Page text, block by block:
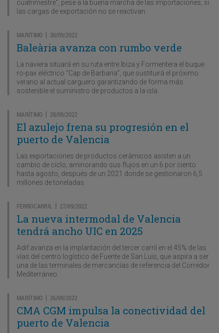
cuatrimestre”, pese a la buena marcha de las importaciones, si
las cargas de exportación no se reactivan.
MARÍTIMO | 30/09/2022
Baleària avanza con rumbo verde
La naviera situará en su ruta entre Ibiza y Formentera el buque
ro-pax eléctrico “Cap de Barbaria”, que sustituirá el próximo
verano al actual carguero garantizando de forma más
sostenible el suministro de productos a la isla.
MARÍTIMO | 28/09/2022
El azulejo frena su progresión en el
puerto de Valencia
Las exportaciones de productos cerámicos asisten a un
cambio de ciclo, aminorando sus flujos en un 6 por ciento
hasta agosto, después de un 2021 donde se gestionaron 6,5
millones de toneladas.
FERROCARRIL | 27/09/2022
La nueva intermodal de Valencia
tendrá ancho UIC en 2025
Adif avanza en la implantación del tercer carril en el 45% de las
vías del centro logístico de Fuente de San Luis, que aspira a ser
una de las terminales de mercancías de referencia del Corredor
Mediterráneo.
MARÍTIMO | 26/09/2022
CMA CGM impulsa la conectividad del
puerto de Valencia